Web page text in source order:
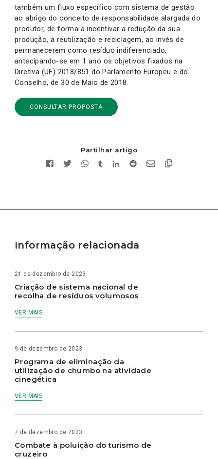
também um fluxo específico com sistema de gestão
ao abrigo do conceito de responsabilidade alargada do
produtor, de forma a incentivar a redução da sua
produção, a reutilização e reciclagem, ao invés de
permanecerem como resíduo indiferenciado,
antecipando-se em 1 ano os objetivos fixados na
Diretiva (UE) 2018/851 do Parlamento Europeu e do
Conselho, de 30 de Maio de 2018.
CONSULTAR PROPOSTA
Partilhar artigo
Informação relacionada
21 de dezembro de 2023
Criação de sistema nacional de
recolha de resíduos volumosos
VER MAIS
9 de dezembro de 2023
Programa de eliminação da
utilização de chumbo na atividade
cinegética
VER MAIS
7 de dezembro de 2023
Combate à poluição do turismo de
cruzeiro